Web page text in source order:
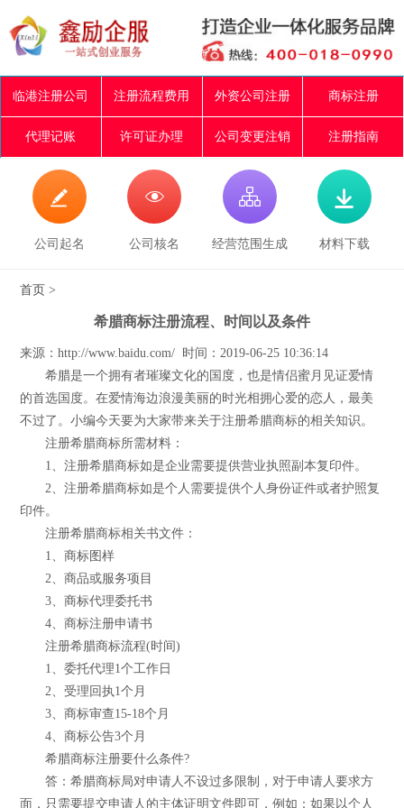
临港注册公司 注册流程费用 外资公司注册 商标注册
代理记账 许可证办理 公司变更注销 注册指南

公司起名

公司核名

经营范围生成

材料下载
首页 >
希腊商标注册流程、时间以及条件
来源：http://www.baidu.com/ 时间：2019-06-25 10:36:14
希腊是一个拥有者璀璨文化的国度，也是情侣蜜月见证爱情
的首选国度。在爱情海边浪漫美丽的时光相拥心爱的恋人，最美
不过了。小编今天要为大家带来关于注册希腊商标的相关知识。
注册希腊商标所需材料：
1、注册希腊商标如是企业需要提供营业执照副本复印件。
2、注册希腊商标如是个人需要提供个人身份证件或者护照复
印件。
注册希腊商标相关书文件：
1、商标图样
2、商品或服务项目
3、商标代理委托书
4、商标注册申请书
注册希腊商标流程(时间)
1、委托代理1个工作日
2、受理回执1个月
3、商标审查15-18个月
4、商标公告3个月
希腊商标注册要什么条件?
答：希腊商标局对申请人不设过多限制，对于申请人要求方
面，只需要提交申请人的主体证明文件即可，例如：如果以个人